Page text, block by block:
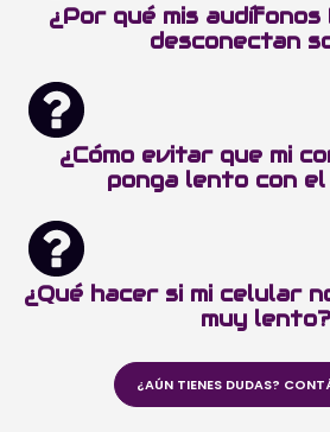
¿Por qué mis
desconectan
¿Cómo evitar que mi
ponga lento con
¿Qué hacer si mi celular
muy lento?
¿AÚN TIENES DUDAS?